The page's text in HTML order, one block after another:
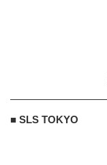
■ SLS TOKYO